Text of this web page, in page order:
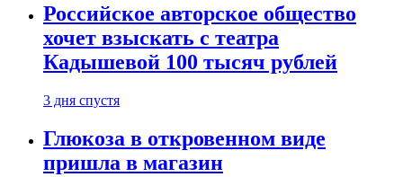
Российское авторское общество
хочет взыскать с театра
Кадышевой 100 тысяч рублей
3 дня спустя
Глюкоза в откровенном виде
пришла в магазин